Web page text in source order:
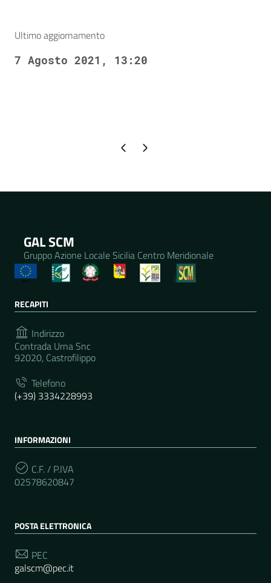
Ultimo aggiornamento
7 Agosto 2021, 13:20
Pagina precedente
Pagina successiva
GAL SCM
Gruppo Azione Locale Sicilia Centro Meridionale
RECAPITI
Indirizzo
Contrada Urna Snc
92020, Castrofilippo
Telefono
(+39) 3334228993
INFORMAZIONI
C.F. / P.IVA
02578620847
POSTA ELETTRONICA
PEC
galscm@pec.it